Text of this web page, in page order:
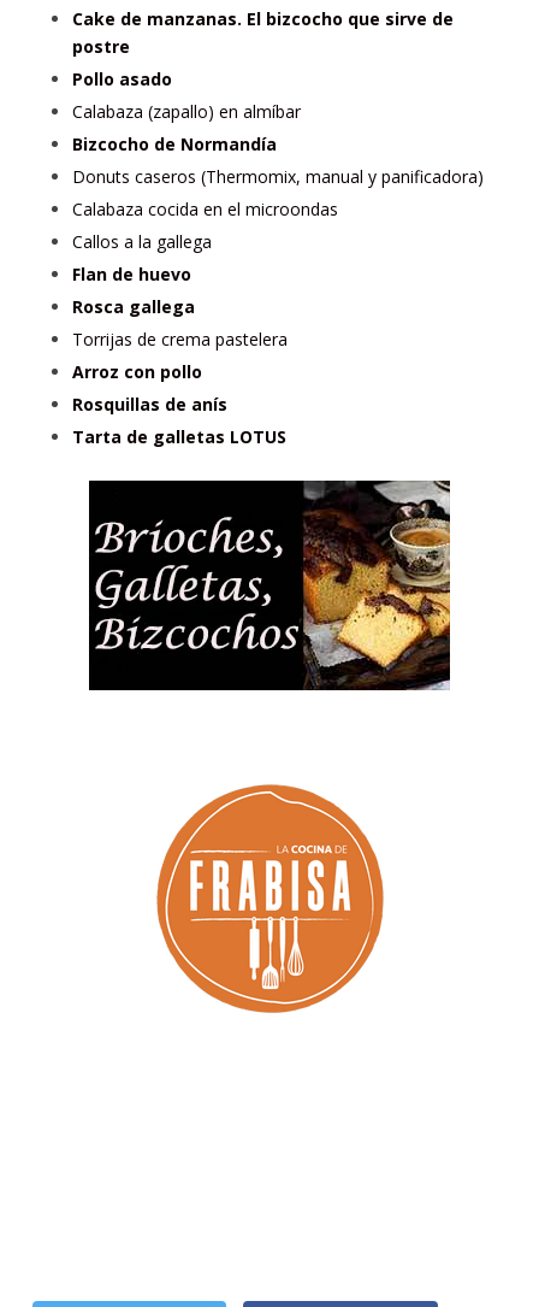
Cake de manzanas. El bizcocho que sirve de
postre
Pollo asado
Calabaza (zapallo) en almíbar
Bizcocho de Normandía
Donuts caseros (Thermomix, manual y panificadora)
Calabaza cocida en el microondas
Callos a la gallega
Flan de huevo
Rosca gallega
Torrijas de crema pastelera
Arroz con pollo
Rosquillas de anís
Tarta de galletas LOTUS